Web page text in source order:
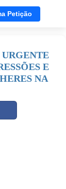
Petição
E
NA